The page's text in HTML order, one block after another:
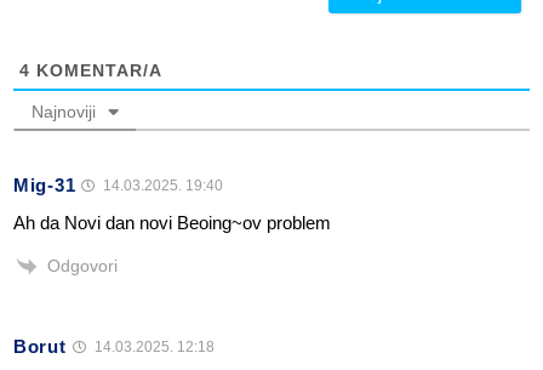
4 KOMENTAR/A
Najnoviji
Mig-31 14.03.2025. 19:40
Ah da Novi dan novi Beoing~ov problem
Odgovori
Borut 14.03.2025. 12:18